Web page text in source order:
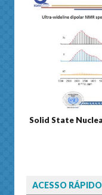
State Nuclear
ACESSO RÁPIDO